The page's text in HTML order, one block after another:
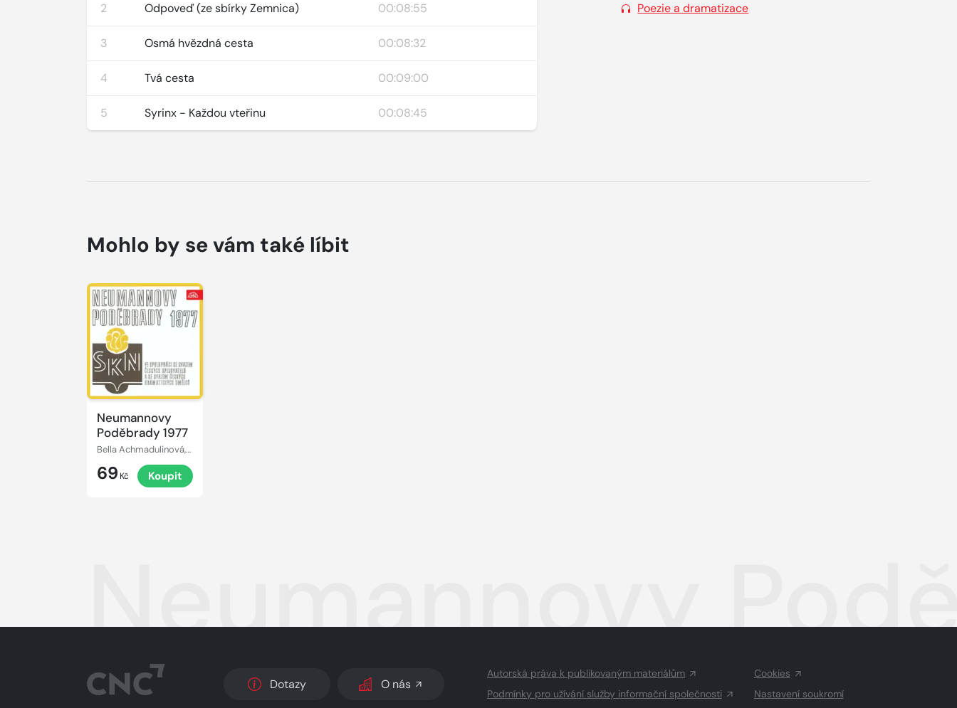
2 Odpoveď (ze sbírky Zemnica) 00:08:55
3 Osmá hvězdná cesta 00:08:32
4 Tvá cesta 00:09:00
5 Syrinx - Každou vteřinu 00:08:45
Poezie a dramatizace
Mohlo by se vám také líbit
Neumannovy
Poděbrady 1977
Bella Achmadulinová, Anna Andrejevna Achmatovová, Fazu Alijevová, Alexandr Błok, Jurij Bondarev, Marina Cvetajeva, Hana Čiháková, Ilja Erenburg, Eduardas Mieželaitis, Robert Ivanovič Rožděstvenskij, Vasilij Šukšin
69 Kč Koupit
Neumannovy
Dotazy O nás
Autorská práva k publikovaným materiálům
Podmínky pro užívání služby informační společnosti
Cookies
Nastavení soukromí